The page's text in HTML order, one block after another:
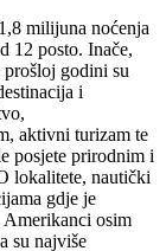
milijuna noćenja
12 posto. Inače,
godini su
i
aktivni turizam te
posjete prirodnim i
lokalitete, nautički
gdje je
Amerikanci osim
su najviše